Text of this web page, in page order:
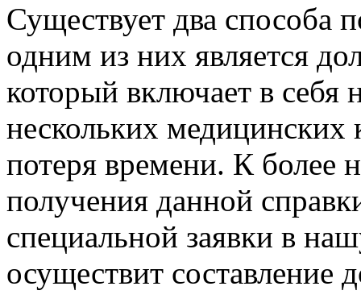
Существует два способа
одним из них является
который включает в себя
нескольких медицинских
потеря времени. К более
получения данной
специальной заявки в
осуществит составление